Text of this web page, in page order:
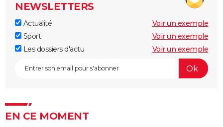
NEWSLETTERS
Actualité
Voir un exemple
Sport
Voir un exemple
Les dossiers d'actu
Voir un exemple
EN CE MOMENT